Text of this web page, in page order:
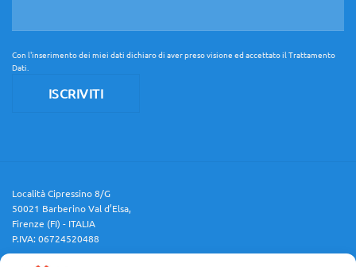
Con l'inserimento dei miei dati dichiaro di aver preso visione ed accettato ilTrattamento
Dati.
Località Cipressino 8/G
50021 Barberino Val d’Elsa,
Firenze (FI) - ITALIA
P.IVA: 06724520488